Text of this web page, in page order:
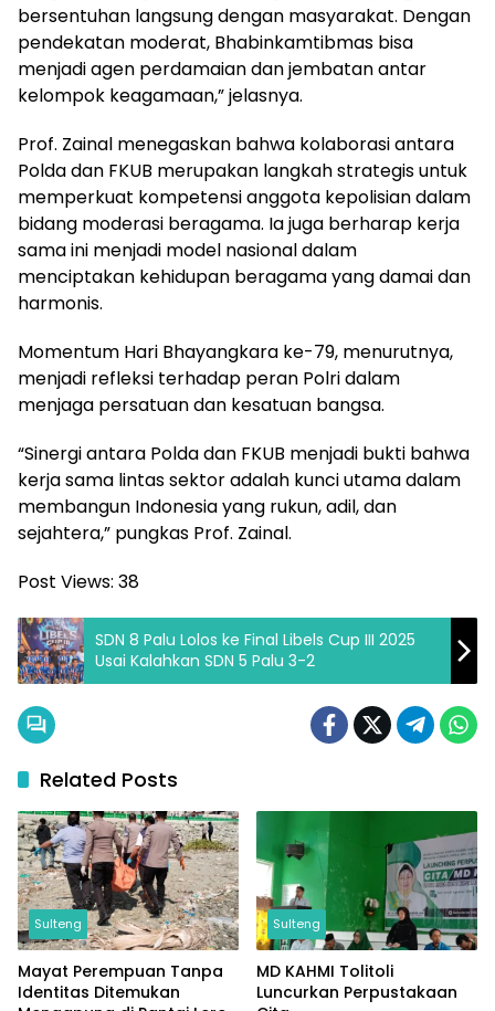
bersentuhan langsung dengan masyarakat. Dengan
pendekatan moderat, Bhabinkamtibmas bisa
menjadi agen perdamaian dan jembatan antar
kelompok keagamaan,” jelasnya.
Prof. Zainal menegaskan bahwa kolaborasi antara
Polda dan FKUB merupakan langkah strategis untuk
memperkuat kompetensi anggota kepolisian dalam
bidang moderasi beragama. Ia juga berharap kerja
sama ini menjadi model nasional dalam
menciptakan kehidupan beragama yang damai dan
harmonis.
Momentum Hari Bhayangkara ke-79, menurutnya,
menjadi refleksi terhadap peran Polri dalam
menjaga persatuan dan kesatuan bangsa.
“Sinergi antara Polda dan FKUB menjadi bukti bahwa
kerja sama lintas sektor adalah kunci utama dalam
membangun Indonesia yang rukun, adil, dan
sejahtera,” pungkas Prof. Zainal.
Post Views: 38
SDN 8 Palu Lolos ke Final Libels Cup III 2025
Usai Kalahkan SDN 5 Palu 3-2
Related Posts
Sulteng
Mayat Perempuan Tanpa
Identitas Ditemukan
Sulteng
MD KAHMI Tolitoli
Luncurkan Perpustakaan